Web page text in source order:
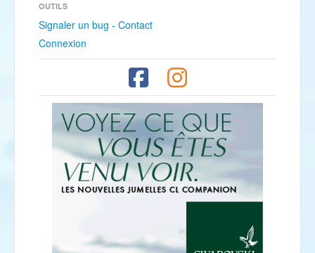
OUTILS
Signaler un bug - Contact
Connexion